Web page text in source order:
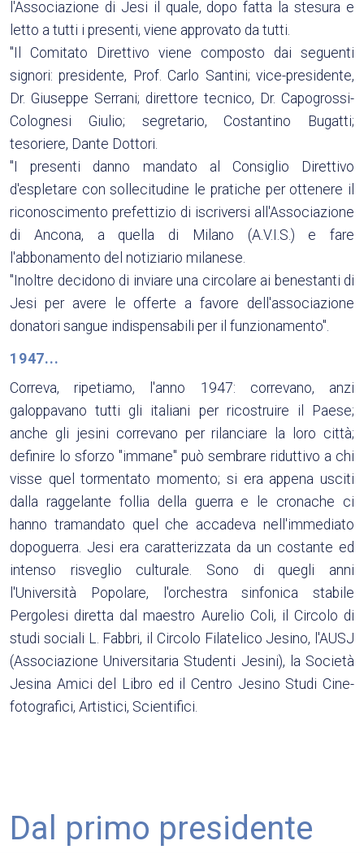
l'Associazione di Jesi il quale, dopo fatta la stesura e
letto a tutti i presenti, viene approvato da tutti.
"Il Comitato Direttivo viene composto dai seguenti
signori: presidente, Prof. Carlo Santini; vice-presidente,
Dr. Giuseppe Serrani; direttore tecnico, Dr. Capogrossi-
Colognesi Giulio; segretario, Costantino Bugatti;
tesoriere, Dante Dottori.
"I presenti danno mandato al Consiglio Direttivo
d'espletare con sollecitudine le pratiche per ottenere il
riconoscimento prefettizio di iscriversi all'Associazione
di Ancona, a quella di Milano (A.V.I.S.) e fare
l'abbonamento del notiziario milanese.
"Inoltre decidono di inviare una circolare ai benestanti di
Jesi per avere le offerte a favore dell'associazione
donatori sangue indispensabili per il funzionamento".
1947...
Correva, ripetiamo, l'anno 1947: correvano, anzi
galoppavano tutti gli italiani per ricostruire il Paese;
anche gli jesini correvano per rilanciare la loro città;
definire lo sforzo "immane" può sembrare riduttivo a chi
visse quel tormentato momento; si era appena usciti
dalla raggelante follia della guerra e le cronache ci
hanno tramandato quel che accadeva nell'immediato
dopoguerra. Jesi era caratterizzata da un costante ed
intenso risveglio culturale. Sono di quegli anni
l'Università Popolare, l'orchestra sinfonica stabile
Pergolesi diretta dal maestro Aurelio Coli, il Circolo di
studi sociali L. Fabbri, il Circolo Filatelico Jesino, l'AUSJ
(Associazione Universitaria Studenti Jesini), la Società
Jesina Amici del Libro ed il Centro Jesino Studi Cine-
fotografici, Artistici, Scientifici.
Dal primo presidente